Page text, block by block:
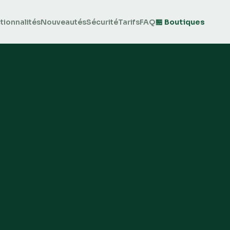
NouveautésSécuritéTarifsFAQ🏪 Boutiques